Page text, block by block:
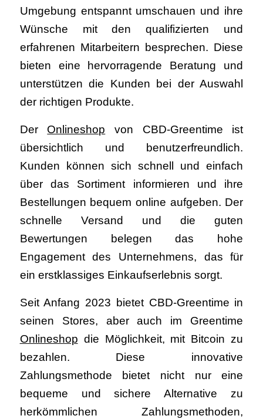
Umgebung entspannt umschauen und ihre
Wünsche mit den qualifizierten und
erfahrenen Mitarbeitern besprechen. Diese
bieten eine hervorragende Beratung und
unterstützen die Kunden bei der Auswahl
der richtigen Produkte.
Der Onlineshop von CBD-Greentime ist
übersichtlich und benutzerfreundlich.
Kunden können sich schnell und einfach
über das Sortiment informieren und ihre
Bestellungen bequem online aufgeben. Der
schnelle Versand und die guten
Bewertungen belegen das hohe
Engagement des Unternehmens, das für
ein erstklassiges Einkaufserlebnis sorgt.
Seit Anfang 2023 bietet CBD-Greentime in
seinen Stores, aber auch im Greentime
Onlineshop die Möglichkeit, mit Bitcoin zu
bezahlen. Diese innovative
Zahlungsmethode bietet nicht nur eine
bequeme und sichere Alternative zu
herkömmlichen Zahlungsmethoden,